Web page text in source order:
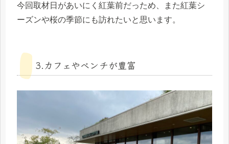
今回取材日があいにく紅葉前だっため、また紅葉シ
ーズンや桜の季節にも訪れたいと思います。
3.カフェやベンチが豊富